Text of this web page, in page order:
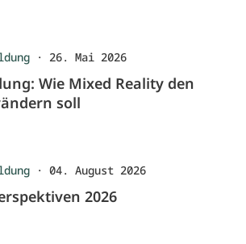
· 26. Mai 2026
Wie Mixed Reality den
soll
· 04. August 2026
2026